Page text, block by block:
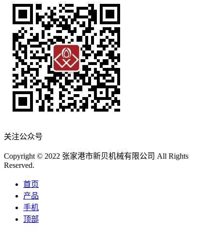
关注公众号
Copyright © 2022 张家港市新贝机械有限公司 All Rights
Reserved.
首页
产品
手机
顶部